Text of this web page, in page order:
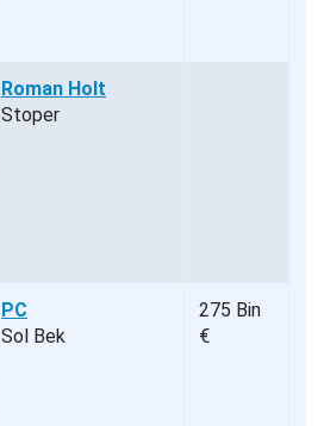
Roman Holt
Stoper
PC
Sol Bek
275 Bin
€